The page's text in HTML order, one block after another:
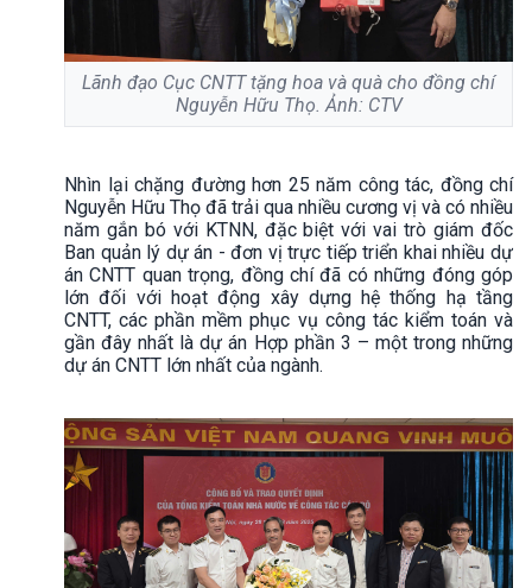
Lãnh đạo Cục CNTT tặng hoa và quà cho đồng chí
Nguyễn Hữu Thọ. Ảnh: CTV
Nhìn lại chặng đường hơn 25 năm công tác, đồng chí
Nguyễn Hữu Thọ đã trải qua nhiều cương vị và có nhiều
năm gắn bó với KTNN, đặc biệt với vai trò giám đốc
Ban quản lý dự án - đơn vị trực tiếp triển khai nhiều dự
án CNTT quan trọng, đồng chí đã có những đóng góp
lớn đối với hoạt động xây dựng hệ thống hạ tầng
CNTT, các phần mềm phục vụ công tác kiểm toán và
gần đây nhất là dự án Hợp phần 3 – một trong những
dự án CNTT lớn nhất của ngành.